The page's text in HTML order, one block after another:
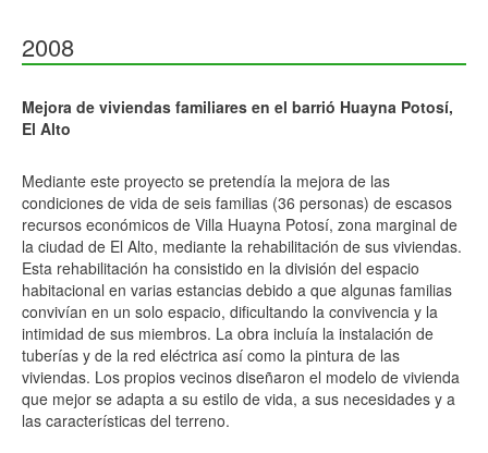
2008
Mejora de viviendas familiares en el barrió Huayna Potosí,
El Alto
Mediante este proyecto se pretendía la mejora de las
condiciones de vida de seis familias (36 personas) de escasos
recursos económicos de Villa Huayna Potosí, zona marginal de
la ciudad de El Alto, mediante la rehabilitación de sus viviendas.
Esta rehabilitación ha consistido en la división del espacio
habitacional en varias estancias debido a que algunas familias
convivían en un solo espacio, dificultando la convivencia y la
intimidad de sus miembros. La obra incluía la instalación de
tuberías y de la red eléctrica así como la pintura de las
viviendas. Los propios vecinos diseñaron el modelo de vivienda
que mejor se adapta a su estilo de vida, a sus necesidades y a
las características del terreno.